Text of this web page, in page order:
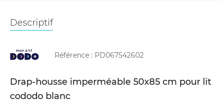
Descriptif
Référence : PD067542602
Drap-housse imperméable 50x85 cm pour lit
cododo blanc